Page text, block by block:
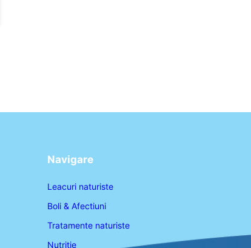
Navigare
Leacuri naturiste
Boli & Afectiuni
Tratamente naturiste
Nutritie